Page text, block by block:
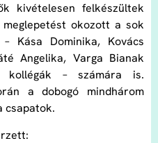
kivételesen felkészültek
okozott a sok
– Kása Dominika, Kovács
Angelika, Varga Bianak
–számára is.
a dobogó mindhárom
csapatok.